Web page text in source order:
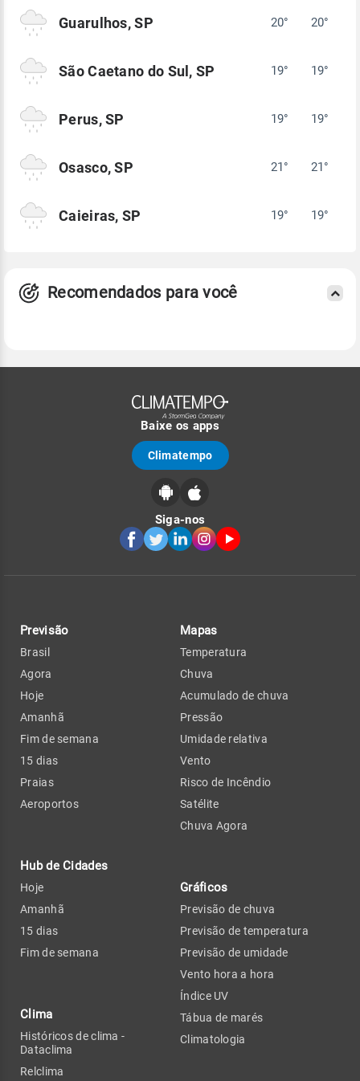
Guarulhos, SP 20° 20°
São Caetano do Sul, SP 19° 19°
Perus, SP 19° 19°
Osasco, SP 21° 21°
Caieiras, SP 19° 19°
Recomendados para você
Baixe os apps
Climatempo
Siga-nos
Previsão
Brasil
Agora
Hoje
Amanhã
Fim de semana
15 dias
Praias
Aeroportos
Hub de Cidades
Hoje
Amanhã
15 dias
Fim de semana
Clima
Históricos de clima -
Dataclima
Relclima
Mapas
Temperatura
Chuva
Acumulado de chuva
Pressão
Umidade relativa
Vento
Risco de Incêndio
Satélite
Chuva Agora
Gráficos
Previsão de chuva
Previsão de temperatura
Previsão de umidade
Vento hora a hora
Índice UV
Tábua de marés
Climatologia